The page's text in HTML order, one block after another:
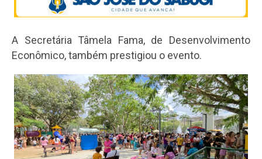
A Secretária Tâmela Fama, de Desenvolvimento
Econômico, também prestigiou o evento.